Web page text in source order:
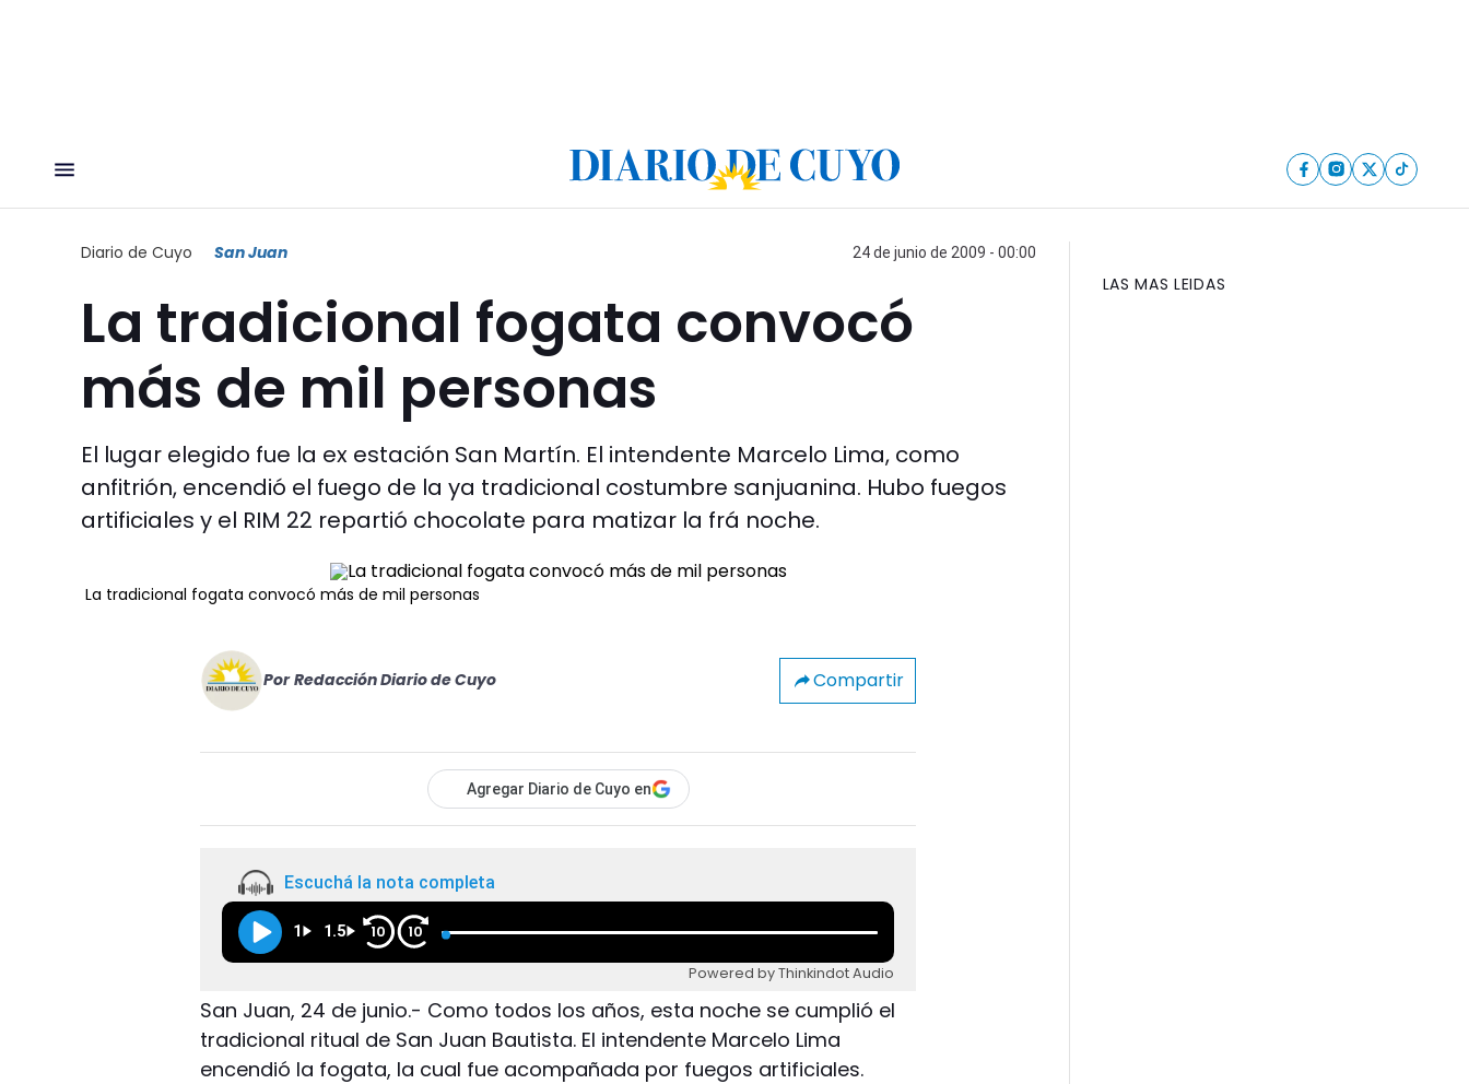
Diario de Cuyo San Juan 24 de junio de 2009 - 00:00
La tradicional fogata convocó
más de mil personas
El lugar elegido fue la ex estación San Martín. El intendente Marcelo Lima, como
anfitrión, encendió el fuego de la ya tradicional costumbre sanjuanina. Hubo fuegos
artificiales y el RIM 22 repartió chocolate para matizar la frá noche.
La tradicional fogata convocó más de mil personas
Por Redacción Diario de Cuyo Compartir
Agregar Diario de Cuyo en
Escuchá la nota completa
1 1.5 10 10
Powered by Thinkindot Audio
San Juan, 24 de junio.- Como todos los años, esta noche se cumplió el
tradicional ritual de San Juan Bautista. El intendente Marcelo Lima
encendió la fogata, la cual fue acompañada por fuegos artificiales.
LAS MAS LEIDAS